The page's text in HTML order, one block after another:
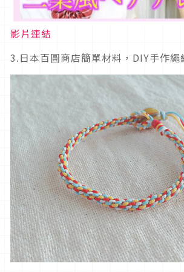
影片連結
3.日本百圓商店簡單材料，DIY手作繩